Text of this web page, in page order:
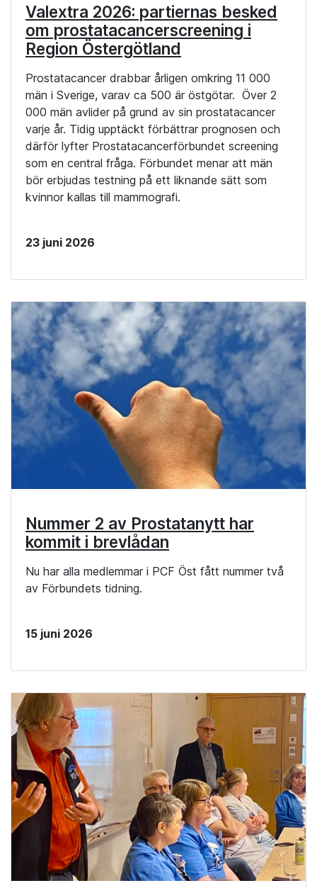
Valextra 2026: partiernas besked
om prostatacancerscreening i
Region Östergötland
Prostatacancer drabbar årligen omkring 11 000
män i Sverige, varav ca 500 är östgötar. Över 2
000 män avlider på grund av sin prostatacancer
varje år. Tidig upptäckt förbättrar prognosen och
därför lyfter Prostatacancerförbundet screening
som en central fråga. Förbundet menar att män
bör erbjudas testning på ett liknande sätt som
kvinnor kallas till mammografi.
23 juni 2026
Nummer 2 av Prostatanytt har
kommit i brevlådan
Nu har alla medlemmar i PCF Öst fått nummer två
av Förbundets tidning.
15 juni 2026